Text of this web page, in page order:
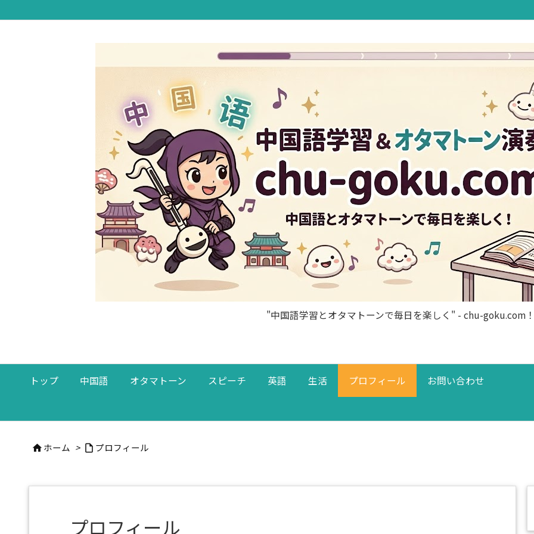
"中国語学習とオタマトーンで毎日を楽しく" - chu-goku.com
トップ 中国語 オタマトーン スピーチ 英語 生活 プロフィール お問い合わせ
 ホーム >  プロフィール
プロフィール